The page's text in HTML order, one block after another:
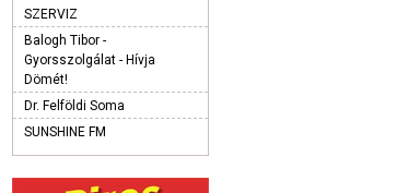
SZERVIZ
Balogh Tibor -
Gyorsszolgálat - Hívja
Dömét!
Dr. Felföldi Soma
SUNSHINE FM